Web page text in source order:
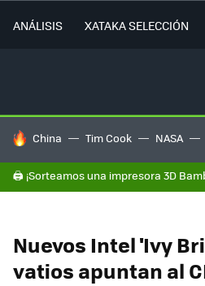
ANÁLISIS XATAKA SELECCIÓN
HOY SE HABLA DE
China Tim Cook NASA
🖨️ ¡Sorteamos una impresora 3D
Nuevos Intel 'Ivy
vatios apuntan al